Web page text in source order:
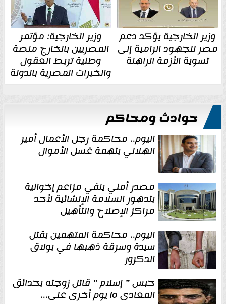
وزير الخارجية يؤكد دعم
مصر للجهود الرامية إلى
تسوية الأزمة الراهنة
وزير الخارجية: مؤتمر
المصريين بالخارج منصة
وطنية تربط العقول
والخبرات المصرية بالدولة
حوادث ومحاكم
اليوم.. محاكمة رجل الأعمال أمير
الهلالي بتهمة غسل الأموال
مصدر أمني ينفي مزاعم إخوانية
بتدهور السلامة الإنشائية لأحد
مراكز الإصلاح والتأهيل
اليوم.. محاكمة المتهمين بقتل
سيدة وسرقة ذهبها في بولاق
الدكرور
حبس ” إسلام ” قاتل زوجته بحدائق
المعادى ١٥ يوم أخرى على...